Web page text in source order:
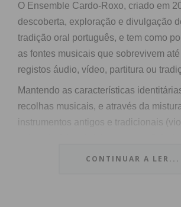
O Ensemble Cardo-Roxo, criado em
descoberta, exploração e divulgação
tradição oral português, e tem como
as fontes musicais que sobrevivem
registos áudio, vídeo, partitura ou
Mantendo as características
recolhas musicais, e através da
instrumentos antigos e tradicionais
vocal e da fusão estética, pretende
CONTINUAR A LER...